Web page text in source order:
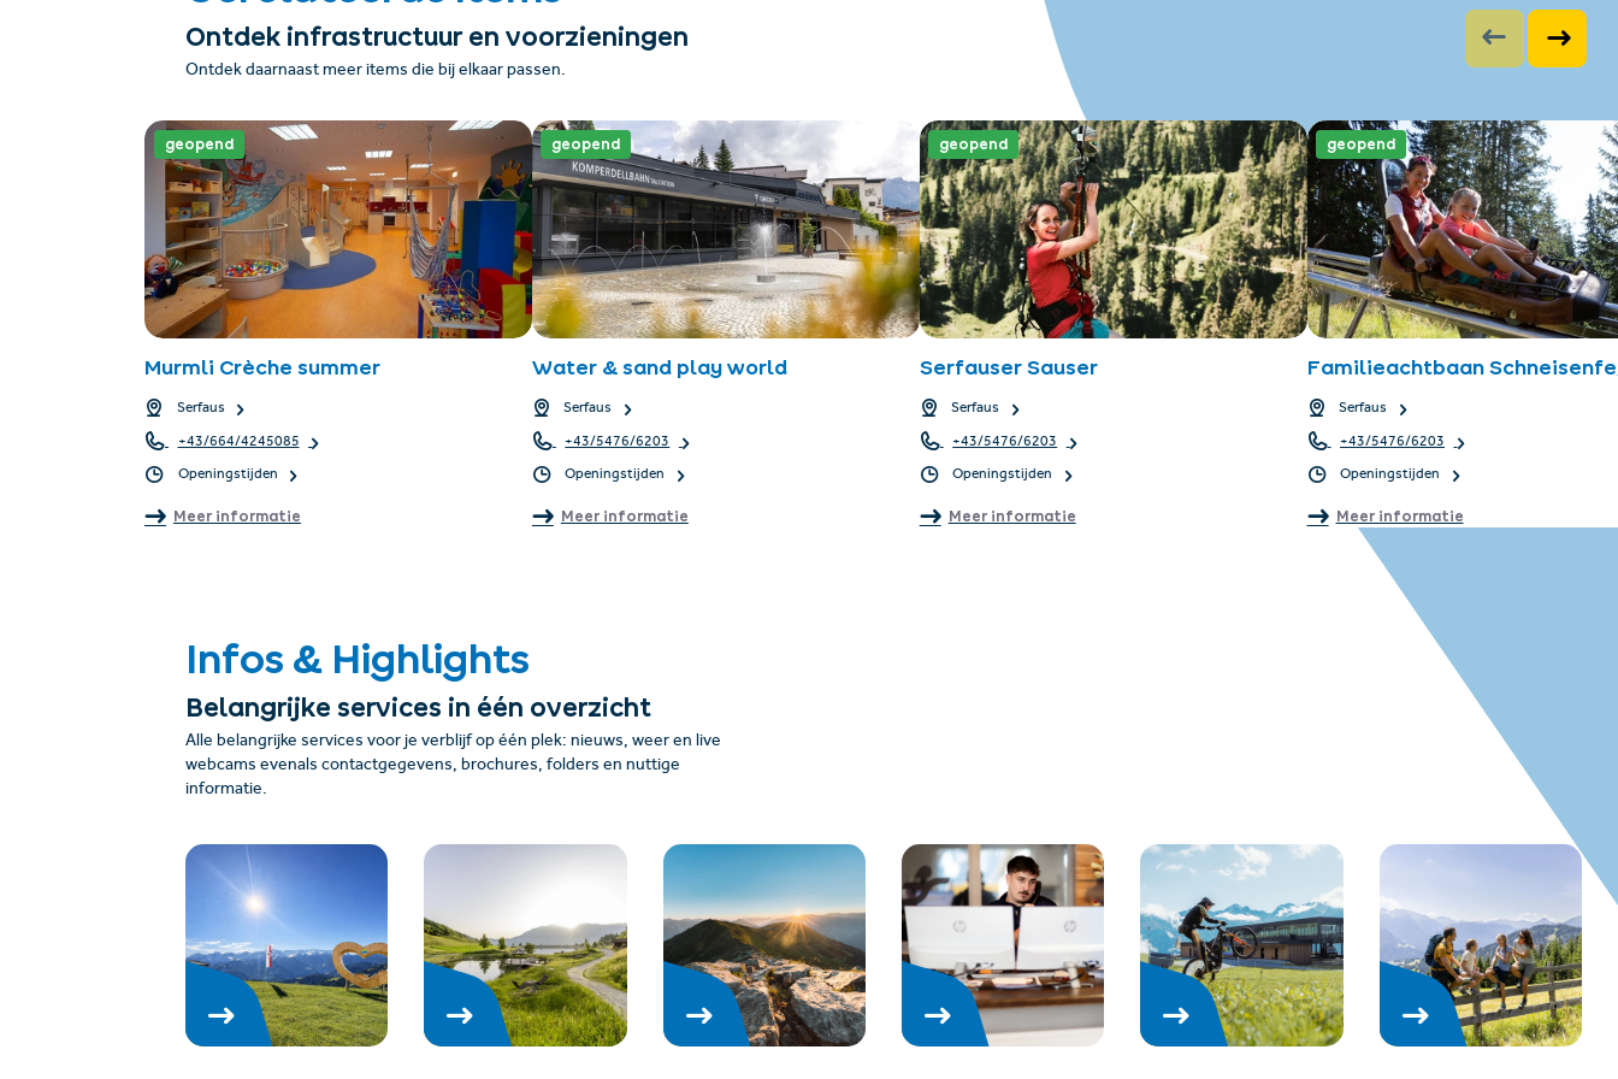
Ontdek infrastructuur en voorzieningen
Ontdek daarnaast meer items die bij elkaar passen.
geopend
Murmli Crèche summer
Serfaus
+43/664/4245085
Openingstijden
Meer informatie
geopend
Water & sand play world
Serfaus
+43/5476/6203
Openingstijden
Meer informatie
geopend
Serfauser Sauser
Serfaus
+43/5476/6203
Openingstijden
Meer informatie
geopend
Familieachtbaan
Serfaus
+43/5476/6203
Openingstijden
Meer informatie
Infos & Highlights
Belangrijke services in één overzicht
Alle belangrijke services voor je verblijf op één plek: nieuws, weer en live
webcams evenals contactgegevens, brochures, folders en nuttige
informatie.